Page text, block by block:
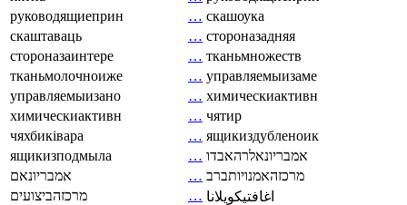
руководящиеприн
… скашоука
скаштаваць
… стороназадняя
стороназаинтере
… тканьмножеств
тканьмолочноиже
… управляемыизаме
управляемыизано
… химическиактивн
химическиактивн
… чятир
чяхбиківара
… ящикиздубленоик
ящикизподмыла
… אמבריונאלרהאבדו
אמבריונאם
… מרכזהאמנויותברב
מרכזהביצועים
… اغافتيكويلانا